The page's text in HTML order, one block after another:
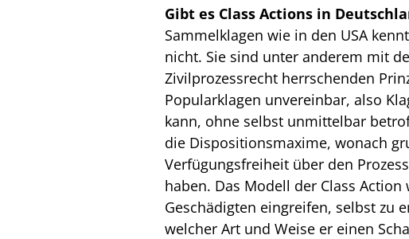
Gibt es Class Actions in
Sammelklagen wie in den USA
nicht. Sie sind unter anderem mit
Zivilprozessrecht herrschenden
Popularklagen unvereinbar, also
kann, ohne selbst unmittelbar
die Dispositionsmaxime, wonach
Verfügungsfreiheit über den
haben. Das Modell der Class Action
Geschädigten eingreifen, selbst zu
welcher Art und Weise er einen